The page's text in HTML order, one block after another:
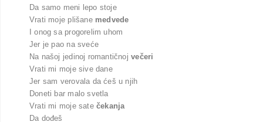
Da samo meni lepo stoje
Vrati moje plišane medvede
I onog sa progorelim uhom
Jer je pao na sveće
Na našoj jedinoj romantičnojvečeri
Vrati mi moje sive dane
Jer sam verovala da ćeš u njih
Doneti bar malo svetla
Vrati mi moje sate čekanja
Da dođeš